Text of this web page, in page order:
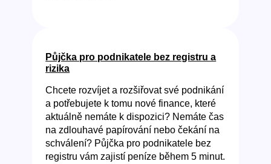
Půjčka pro podnikatele bez registru a
rizika
Chcete rozvíjet a rozšiřovat své podnikání
a potřebujete k tomu nové finance, které
aktuálně nemáte k dispozici? Nemáte čas
na zdlouhavé papírování nebo čekání na
schválení? Půjčka pro podnikatele bez
registru vám zajistí peníze během 5 minut.